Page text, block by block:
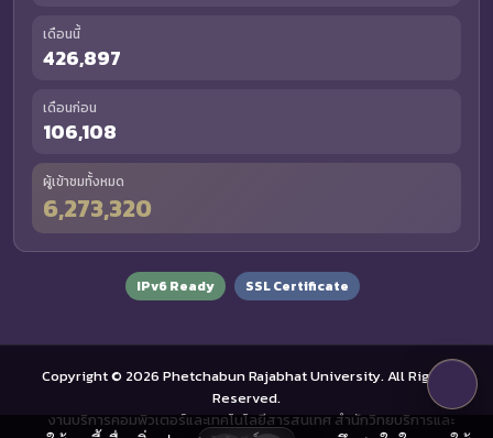
เดือนนี้
426,897
เดือนก่อน
106,108
ผู้เข้าชมทั้งหมด
6,273,320
IPv6 Ready SSL Certificate
Copyright © 2026 Phetchabun Rajabhat University. All Rights
Reserved.
งานบริการคอมพิวเตอร์และเทคโนโลยีสารสนเทศ สำนักวิทยบริการและ